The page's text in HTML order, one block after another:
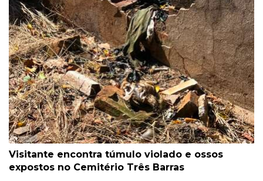
Visitante encontra túmulo violado e ossos
expostos no Cemitério Três Barras